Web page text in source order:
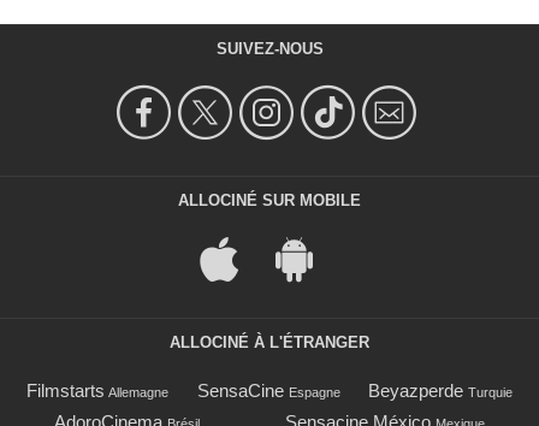
SUIVEZ-NOUS
ALLOCINÉ SUR MOBILE
ALLOCINÉ À L'ÉTRANGER
Filmstarts Allemagne SensaCine Espagne Beyazperde Turquie